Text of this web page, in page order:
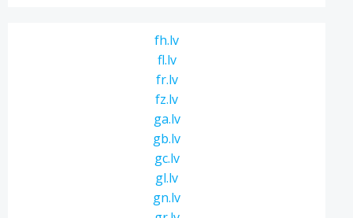
fh.lv
fl.lv
fr.lv
fz.lv
ga.lv
gb.lv
gc.lv
gl.lv
gn.lv